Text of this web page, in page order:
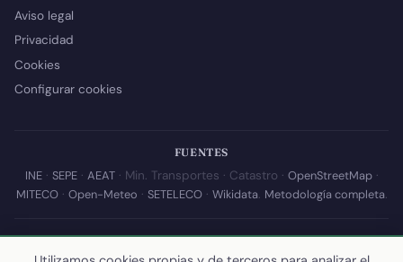
Aviso legal
Privacidad
Cookies
Configurar cookies
FUENTES
INE· SEPE· AEAT· Min. Transportes · Catastro · OpenStreetMap·
MITECO· Open-Meteo · SETELECO· Wikidata. Metodología completa.
© 2026 Callejear.com — Directorio municipal de España con datos